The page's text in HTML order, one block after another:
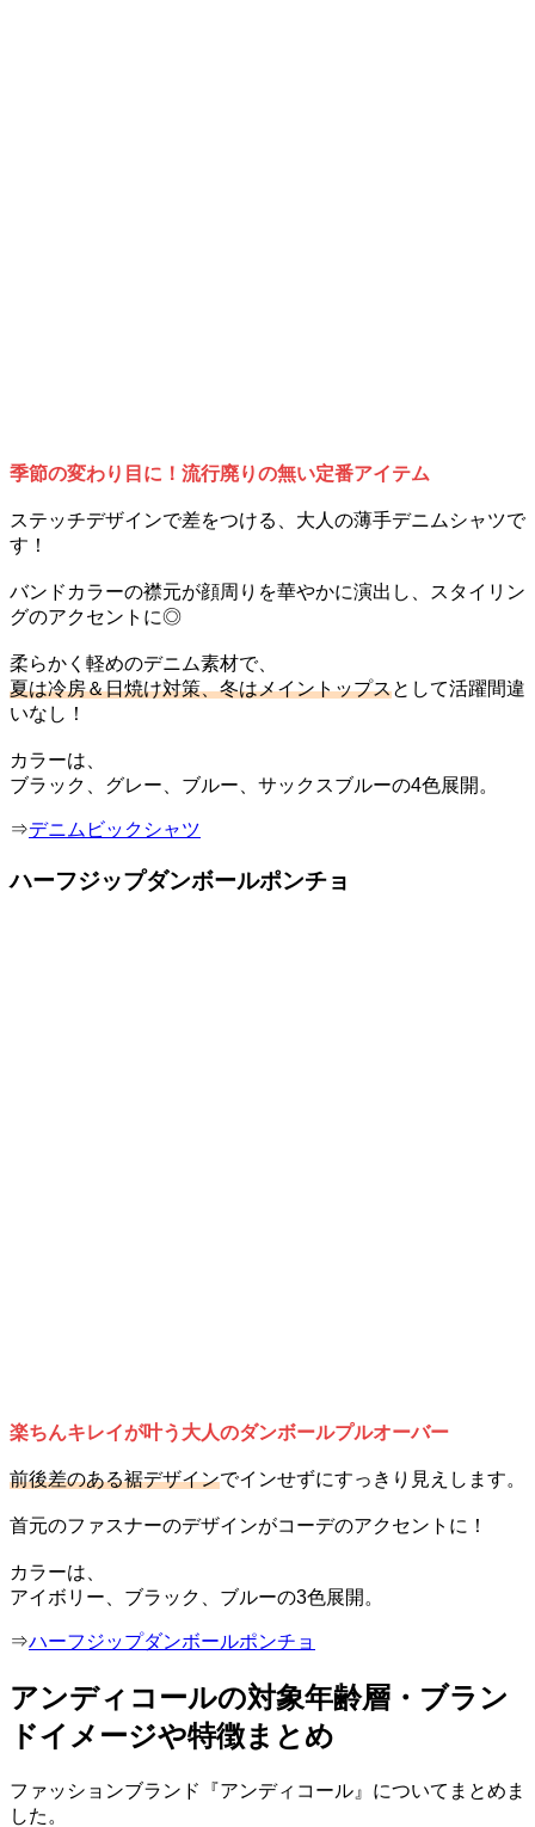
季節の変わり目に ！流行廃りの無い定番アイテム
ステッチデザインで差をつける、大人の薄手デニムシャツで
す！
バンドカラーの襟元が顔周りを華やかに演出し、スタイリン
グのアクセントに◎
柔らかく軽めのデニム素材で、
夏は冷房＆日焼け対策、冬はメイントップスとして活躍間違
いなし！
カラーは、
ブラック、グレー、ブルー、サックスブルーの4色展開。
⇒デニムビックシャツ
ハーフジップダンボールポンチョ
楽ちんキレイが叶う大人のダンボールプルオーバー
前後差のある裾デザインでインせずにすっきり見えします。
首元のファスナーのデザインがコーデのアクセントに！
カラーは、
アイボリー、ブラック、ブルーの3色展開。
⇒ハーフジップダンボールポンチョ
アンディコールの対象年齢層・ブラン
ドイメージや特徴まとめ
ファッションブランド『アンディコール』についてまとめま
した。